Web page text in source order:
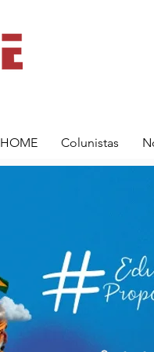
HOME Colunistas